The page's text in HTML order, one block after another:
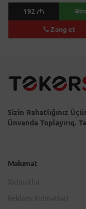
192 M
Zəng et
Sizin Rahatlığınız
Ünvanda Toplayırıq.
Məlumat